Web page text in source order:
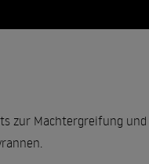
zur Machtergreifung